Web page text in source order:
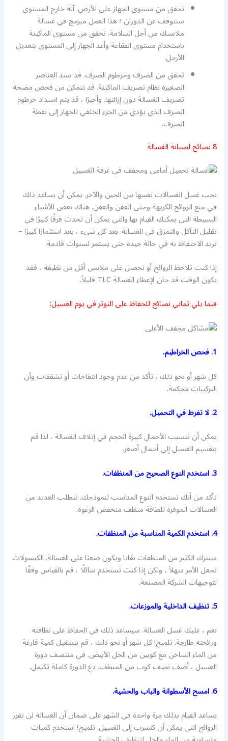
تحقق من مستوى الجهاز على الأرض. آلة خارج المستوى
ستتوقف عن الدوران ؛ هذا العمل مبرمج في غسالة
ملابسك من أجل السلامة. تحقق من مستوى الماكينة
باستخدام مستوى الفقاعة وأعد الجهاز إلى المستوى بتعديل
الأرجل.
تحقق من الصرف وخرطوم الصرف. قد تسد العناصر
الصغيرة نظام تصريف الماكينة. قد تتمكن من فحص مضخة
تصريف الغسالة دون إزالتها. وأخيرًا ، قد يتم انسداد خرطوم
الصرف الذي يؤدي من الجزء الخلفي للجهاز إلى نقطة
الصرف.
8 نصائح لصيانة الغسالة
يجب غسل الغسالات نفسها بين الحين والآخر. يمكن أن يساعد ذلك
في منع الروائح الكريهة وحتى العفن والعفن. هناك بعض الأشياء
البسيطة التي يمكنك القيام بها والتي يمكن أن تحدث فرقًا كبيرًا في
تقليل التآكل والتمزق في الغسالة. بعد كل شيء ، يعد استثمارًا كبيرًا –
تريد الاحتفاظ به في حالة جيدة حتى يستمر لسنوات قادمة.
إذا كنت تلاحظ الروائح أو تحصل على ملابس أقل من نظيفة ، فقد
يكون الوقت قد حان لإعطاء الغسالة TLC قليلاً.
فيما يلي ثماني نصائح للحفاظ على التوتر في يوم الغسيل:
1. فحص الخراطيم.
كل شهر أو نحو ذلك ، تأكد من عدم وجود انتفاخات أو تشققات وأن
التركيبات محكمة.
2. لا تفرط في التحميل.
يمكن أن تتسبب الأحمال كبيرة الحجم في إتلاف الغسالة ، لذا قم
بتقسيم الغسيل إلى أحمال أصغر.
3. استخدم النوع الصحيح من المنظفات.
تأكد من أنك تستخدم النوع المناسب لنموذجك. تتطلب العديد من
الغسالات الموفرة للطاقة منظف منخفض الرغوة.
4. استخدم الكمية المناسبة من المنظفات.
سيترك الكثير من المنظفات بقايا ويكون صعبًا على الغسالة. الكبسولات
تجعل الأمر سهلاً ، ولكن إذا كنت تستخدم سائلًا ، قم بالقياس وفقًا
لتوجيهات الشركة المصنعة.
5. تنظيف الداخلية والموزعات.
نعم ، عليك غسل الغسالة. سيساعد ذلك في الحفاظ على نظافته
ورائحته طازجة. تلميح! كل شهر أو نحو ذلك ، قم بتشغيل كمية فارغة
من الماء الساخن مع كوبين من الخل الأبيض. في منتصف دورة
الغسيل ، أضف نصف كوب من المنظف. دع الدورة كاملة تكتمل.
6. امسح الأسطوانة والباب والحشية.
يساعد القيام بذلك مرة واحدة في الشهر على ضمان أن الغسالة لن تفرز
الروائح التي يمكن أن تتسرب إلى الغسيل. تلميح! استخدم كميات